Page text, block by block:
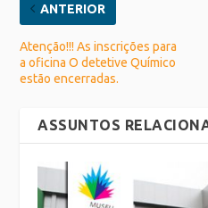
ANTERIOR
Atenção!!! As inscrições para
a oficina O detetive Químico
estão encerradas.
ASSUNTOS